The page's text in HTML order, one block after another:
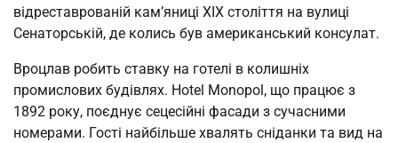
відреставрованій кам’яниці XIX століття на вулиці
Сенаторській, де колись був американський консулат.
Вроцлав робить ставку на готелі в колишніх
промислових будівлях. Hotel Monopol, що працює з
1892 року, поєднує сецесійні фасади з сучасними
номерами. Гості найбільше хвалять сніданки та вид на